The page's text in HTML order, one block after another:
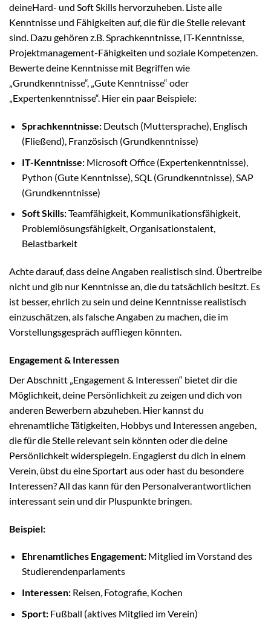
deineHard- und Soft Skills hervorzuheben. Liste alle
Kenntnisse und Fähigkeiten auf, die für die Stelle relevant
sind. Dazu gehören z.B. Sprachkenntnisse, IT-Kenntnisse,
Projektmanagement-Fähigkeiten und soziale Kompetenzen.
Bewerte deine Kenntnisse mit Begriffen wie
„Grundkenntnisse“, „Gute Kenntnisse“ oder
„Expertenkenntnisse“. Hier ein paar Beispiele:
Sprachkenntnisse:Deutsch (Muttersprache), Englisch
(Fließend), Französisch (Grundkenntnisse)
IT-Kenntnisse:Microsoft Office (Expertenkenntnisse),
Python (Gute Kenntnisse), SQL (Grundkenntnisse), SAP
(Grundkenntnisse)
Soft Skills:Teamfähigkeit, Kommunikationsfähigkeit,
Problemlösungsfähigkeit, Organisationstalent,
Belastbarkeit
Achte darauf, dass deine Angaben realistisch sind. Übertreibe
nicht und gib nur Kenntnisse an, die du tatsächlich besitzt. Es
ist besser, ehrlich zu sein und deine Kenntnisse realistisch
einzuschätzen, als falsche Angaben zu machen, die im
Vorstellungsgespräch auffliegen könnten.
Engagement & Interessen
Der Abschnitt „Engagement & Interessen“ bietet dir die
Möglichkeit, deine Persönlichkeit zu zeigen und dich von
anderen Bewerbern abzuheben. Hier kannst du
ehrenamtliche Tätigkeiten, Hobbys und Interessen angeben,
die für die Stelle relevant sein könnten oder die deine
Persönlichkeit widerspiegeln. Engagierst du dich in einem
Verein, übst du eine Sportart aus oder hast du besondere
Interessen? All das kann für den Personalverantwortlichen
interessant sein und dir Pluspunkte bringen.
Beispiel:
Ehrenamtliches Engagement:Mitglied im Vorstand des
Studierendenparlaments
Interessen:Reisen, Fotografie, Kochen
Sport:Fußball (aktives Mitglied im Verein)